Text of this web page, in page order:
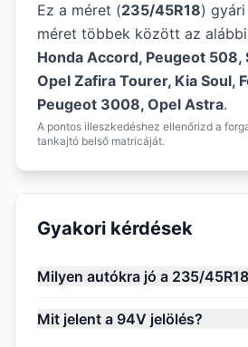
Ez a méret (235/45R18)
méret többek között az
Honda Accord, Peugeot 508,
Opel Zafira Tourer, Kia Soul,
Peugeot 3008, Opel Astra.
A pontos illeszkedéshez ellenőrizd a
tankajtó belső matricáját.
Gyakori kérdések
Milyen autókra jó a 235/
Mit jelent a 94V jelölés?